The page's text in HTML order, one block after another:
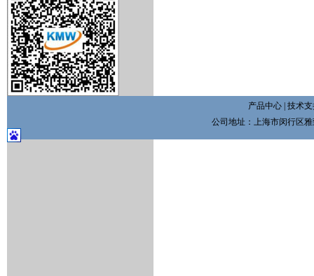
产品中心 技术
公司地址：上海市闵行区